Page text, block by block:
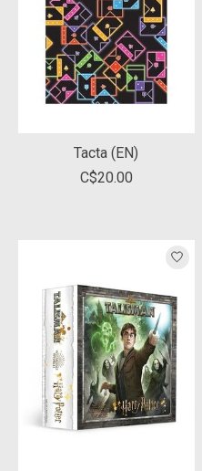
Tacta (EN)
C$20.00